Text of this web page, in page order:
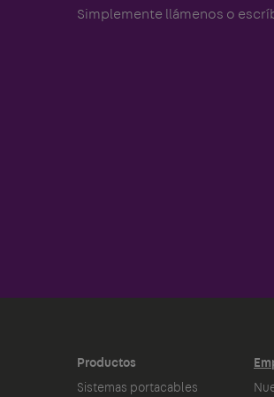
Simplemente llámenos o
Productos
Sistemas portacables